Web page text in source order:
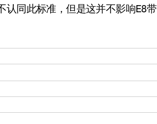
认同此标准，但是这并不影响E8带